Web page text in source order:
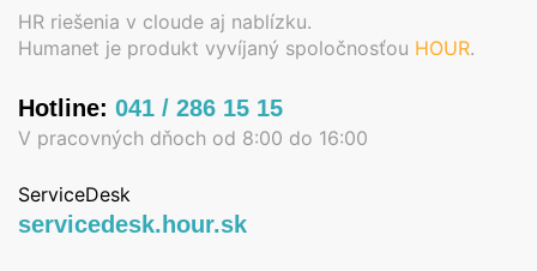
HR riešenia v cloude aj nablízku.
Humanet je produkt vyvíjaný spoločnosťou HOUR.
Hotline: 041 / 286 15 15
V pracovných dňoch od 8:00 do 16:00
ServiceDesk
servicedesk.hour.sk